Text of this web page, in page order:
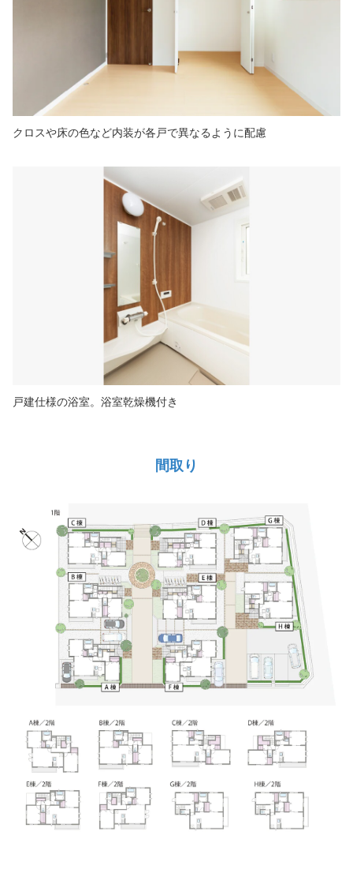
クロスや床の色など内装が各戸で異なるように配慮
戸建仕様の浴室。浴室乾燥機付き
間取り